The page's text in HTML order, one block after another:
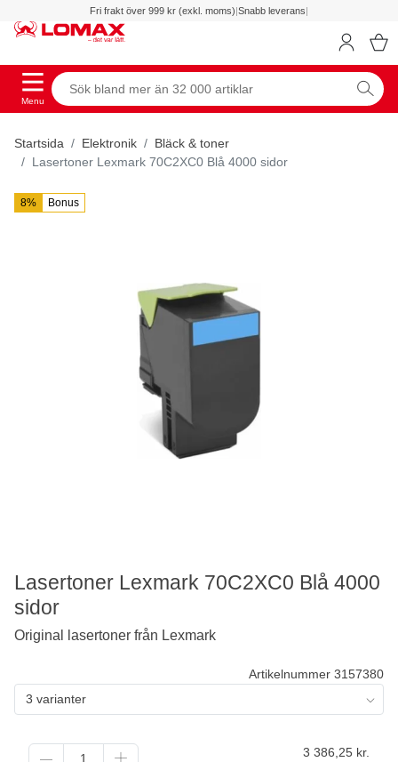
Fri frakt över 999 kr (exkl. moms)|Snabb leverans|
Menu
Startsida Elektronik
Bläck & toner
Lasertoner Lexmark 70C2XC0 Blå 4000 sidor
8% Bonus
Artikelnummer 3157380
3 varianter
3 386,25 kr.
Lasertoner Lexmark 70C2XC0 Blå 4000
sidor
Original lasertoner från Lexmark